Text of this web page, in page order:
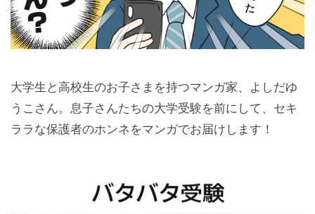
大学生と高校生のお子さまを持つマンガ家、よしだゆ
うこさん。息子さんたちの大学受験を前にして、セキ
ララな保護者のホンネをマンガでお届けします！